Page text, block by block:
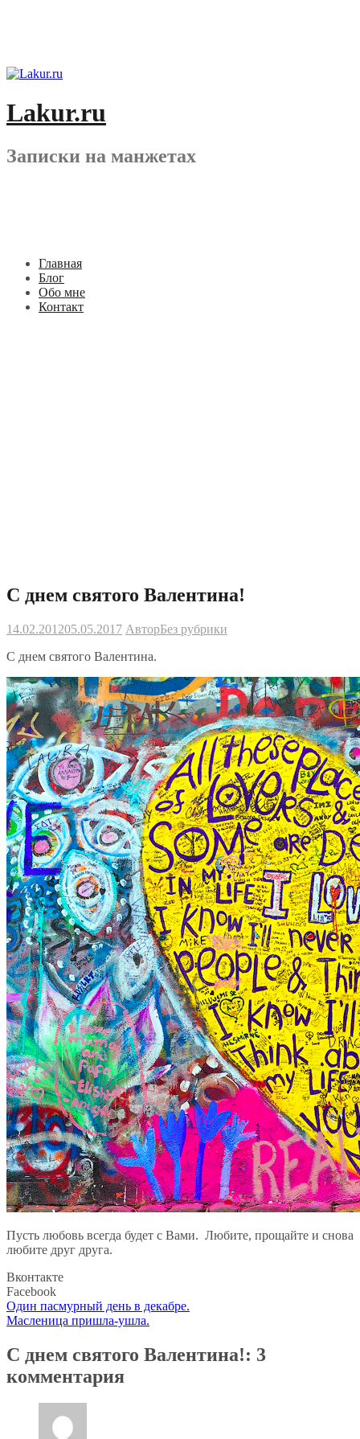
Lakur.ru
Записки на манжетах
Главная
Блог
Обо мне
Контакт
С днем святого Валентина!
14.02.201205.05.2017 АвторБез рубрики
С днем святого Валентина.
Пусть любовь всегда будет с Вами. Любите, прощайте и снова
любите друг друга.
Вконтакте
Facebook
Навигация
по
записям
Один пасмурный день в декабре.
Масленица пришла-ушла.
С днем святого Валентина!: 3
комментария